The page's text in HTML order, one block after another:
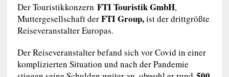
Der Touristikkonzern FTI Touristik GmbH,
Muttergesellschaft derFTI Group,ist der drittgrößte
Reiseveranstalter Europas.
Der Reiseveranstalter befand sich vor Covid in einer
komplizierten Situation und nach der Pandemie